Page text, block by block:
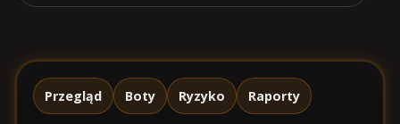
Przegląd Boty Ryzyko Raporty